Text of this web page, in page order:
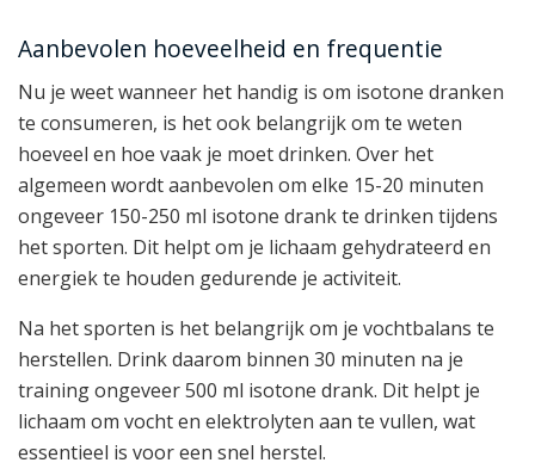
Aanbevolen hoeveelheid en frequentie
Nu je weet wanneer het handig is om isotone dranken
te consumeren, is het ook belangrijk om te weten
hoeveel en hoe vaak je moet drinken. Over het
algemeen wordt aanbevolen om elke 15-20 minuten
ongeveer 150-250 ml isotone drank te drinken tijdens
het sporten. Dit helpt om je lichaam gehydrateerd en
energiek te houden gedurende je activiteit.
Na het sporten is het belangrijk om je vochtbalans te
herstellen. Drink daarom binnen 30 minuten na je
training ongeveer 500 ml isotone drank. Dit helpt je
lichaam om vocht en elektrolyten aan te vullen, wat
essentieel is voor een snel herstel.